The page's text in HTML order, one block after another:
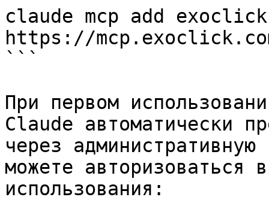
claude mcp add exoclick
https://
```
При первом
Claude автоматически
через
можете авторизоваться
использования: